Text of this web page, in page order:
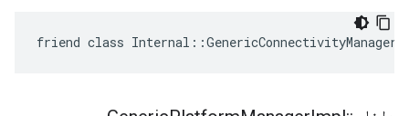
friend class